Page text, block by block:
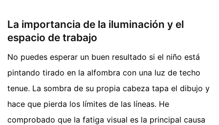
La importancia de la iluminación y el
espacio de trabajo
No puedes esperar un buen resultado si el niño está
pintando tirado en la alfombra con una luz de techo
tenue. La sombra de su propia cabeza tapa el dibujo y
hace que pierda los límites de las líneas. He
comprobado que la fatiga visual es la principal causa